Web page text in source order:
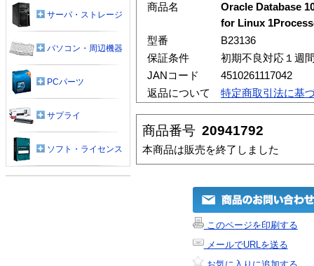
商品名
Oracle Database
for Linux
型番
B23136
保証条件
初期不良対応１週
JANコード
4510261117042
返品について
特定商取引法に基
商品番号 20941792
本商品は販売を終了しました
このページを印刷する
メールでURLを送る
サーバ・ストレージ
パソコン・周辺機器
PCパーツ
サプライ
ソフト・ライセンス